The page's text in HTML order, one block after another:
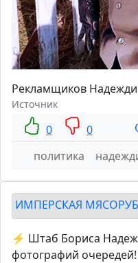
Рекламщиков
Источник
0 0
политика
ИМПЕРСКАЯ
⚡️ Штаб Бориса
фотографий